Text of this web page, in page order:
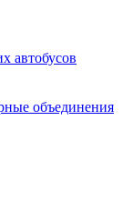
автобусов
объединения